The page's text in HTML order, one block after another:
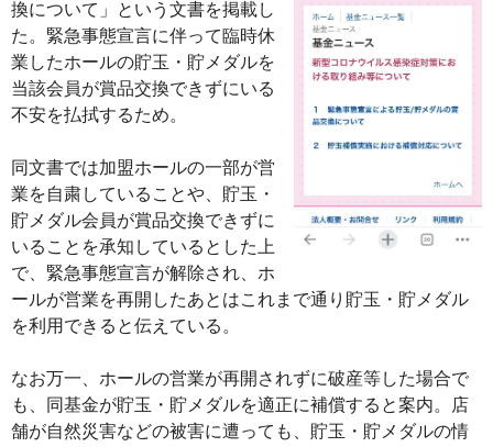
換について」という文書を掲載し
た。緊急事態宣言に伴って臨時休
業したホールの貯玉・貯メダルを
当該会員が賞品交換できずにいる
不安を払拭するため。
同文書では加盟ホールの一部が営
業を自粛していることや、貯玉・
貯メダル会員が賞品交換できずに
いることを承知しているとした上
で、緊急事態宣言が解除され、ホ
ールが営業を再開したあとはこれまで通り貯玉・貯メダル
を利用できると伝えている。
なお万一、ホールの営業が再開されずに破産等した場合で
も、同基金が貯玉・貯メダルを適正に補償すると案内。店
舗が自然災害などの被害に遭っても、貯玉・貯メダルの情